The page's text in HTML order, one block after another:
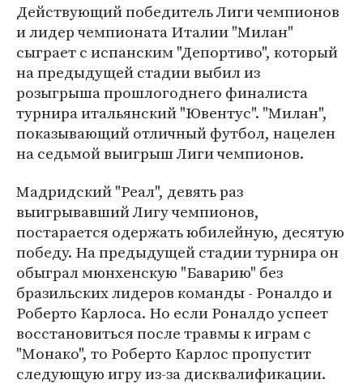
Действующий победитель Лиги чемпионов
и лидер чемпионата Италии "Милан"
сыграет с испанским "Депортиво", который
на предыдущей стадии выбил из
розыгрыша прошлогоднего финалиста
турнира итальянский "Ювентус". "Милан",
показывающий отличный футбол, нацелен
на седьмой выигрыш Лиги чемпионов.
Мадридский "Реал", девять раз
выигрывавший Лигу чемпионов,
постарается одержать юбилейную, десятую
победу. На предыдущей стадии турнира он
обыграл мюнхенскую "Баварию" без
бразильских лидеров команды - Роналдо и
Роберто Карлоса. Но если Роналдо успеет
восстановиться после травмы к играм с
"Монако", то Роберто Карлос пропустит
следующую игру из-за дисквалификации.